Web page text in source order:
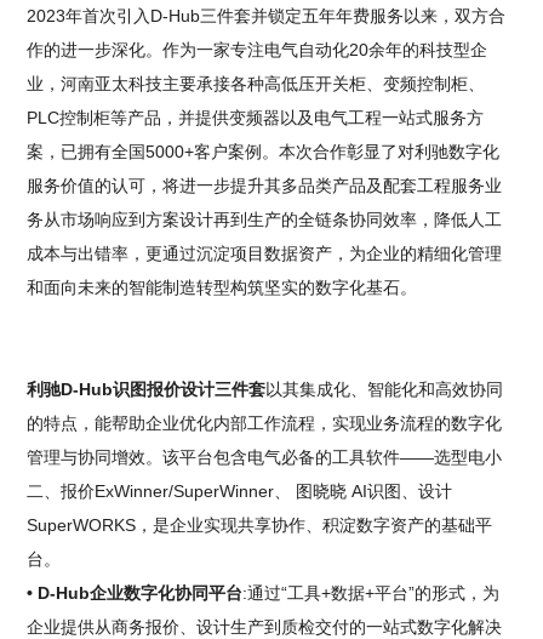
2023年首次引入D-Hub三件套并锁定五年年费服务以来，双方合
作的进一步深化。作为一家专注电气自动化20余年的科技型企
业，河南亚太科技主要承接各种高低压开关柜、变频控制柜、
PLC控制柜等产品，并提供变频器以及电气工程一站式服务方
案，已拥有全国5000+客户案例。️本次合作彰显了对利驰数字化
服务价值的认可，将进一步提升其多品类产品及配套工程服务业
务从市场响应到方案设计再到生产的全链条协同效率，降低人工
成本与出错率，更通过沉淀项目数据资产，为企业的精细化管理
和面向未来的智能制造转型构筑坚实的数字化基石。
利驰D-Hub识图报价设计三件套以其集成化、智能化和高效协同
的特点，能帮助企业优化内部工作流程，实现业务流程的数字化
管理与协同增效。该平台包含电气必备的工具软件——选型电小
二、报价ExWinner/SuperWinner、 图晓晓 AI识图、设计
SuperWORKS，是企业实现共享协作、积淀数字资产的基础平
台。
• D-Hub企业数字化协同平台:通过“工具+数据+平台”的形式，为
企业提供从商务报价、设计生产到质检交付的一站式数字化解决